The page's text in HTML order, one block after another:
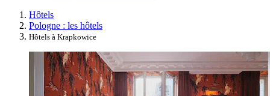
Hôtels
Pologne : les hôtels
Hôtels à Krapkowice